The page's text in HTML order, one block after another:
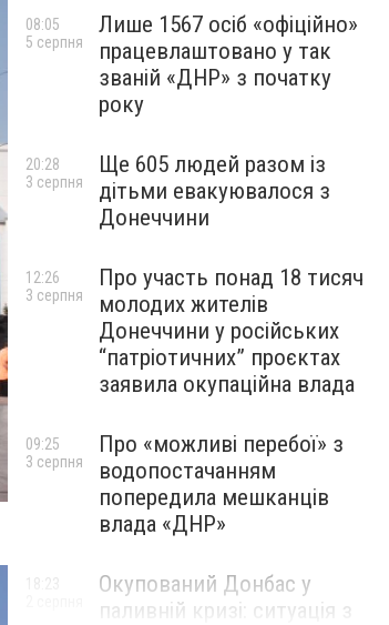
Лише 1567 осіб «офіційно»
працевлаштовано у так
званій «ДНР» з початку
року
08:05
5 серпня
Ще 605 людей разом із
дітьми евакуювалося з
Донеччини
20:28
3 серпня
Про участь понад 18 тисяч
молодих жителів
Донеччини у російських
“патріотичних” проєктах
заявила окупаційна влада
12:26
3 серпня
Про «можливі перебої» з
водопостачанням
попередила мешканців
влада «ДНР»
09:25
3 серпня
Окупований Донбас у
паливній кризі: ситуація з